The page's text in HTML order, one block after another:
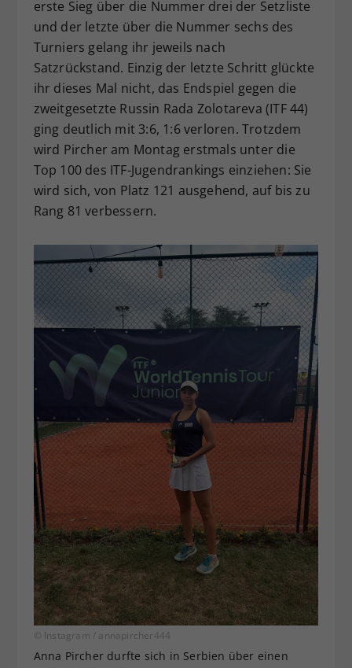
erste Sieg über die Nummer drei der Setzliste
und der letzte über die Nummer sechs des
Turniers gelang ihr jeweils nach
Satzrückstand. Einzig der letzte Schritt glückte
ihr dieses Mal nicht, das Endspiel gegen die
zweitgesetzte Russin Rada Zolotareva (ITF 44)
ging deutlich mit 3:6, 1:6 verloren. Trotzdem
wird Pircher am Montag erstmals unter die
Top 100 des ITF-Jugendrankings einziehen: Sie
wird sich, von Platz 121 ausgehend, auf bis zu
Rang 81 verbessern.
© Instagram / annapircher444
Anna Pircher durfte sich in Serbien über einen